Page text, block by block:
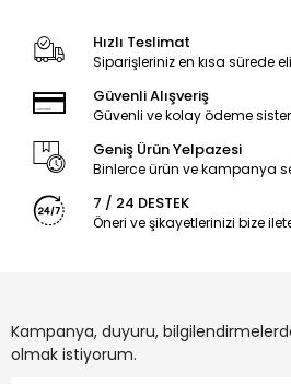
Hızlı Teslimat
Siparişleriniz en kısa sürede
Güvenli Alışveriş
Güvenli ve kolay ödeme
Geniş Ürün Yelpazesi
Binlerce ürün ve kampanya
7 / 24 DESTEK
Öneri ve şikayetlerinizi bize
Kampanya, duyuru,
olmak istiyorum.